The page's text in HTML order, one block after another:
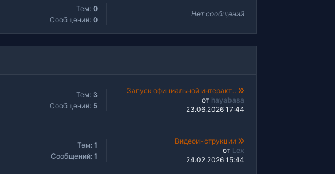
Тем: 0
Сообщений: 0
Нет сообщений
Тем: 3
Сообщений: 5
Запуск официальной интеракт...
от hayabasa
23.06.2026 17:44
Тем: 1
Сообщений: 1
Видеоинструкции
от Lex
24.02.2026 15:44